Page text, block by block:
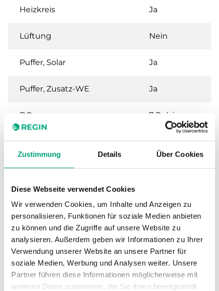
Zustimmung Details Über Cookies
Diese Webseite verwendet Cookies
Wir verwenden Cookies, um Inhalte und Anzeigen zu
personalisieren, Funktionen für soziale Medien anbieten
zu können und die Zugriffe auf unsere Website zu
analysieren. Außerdem geben wir Informationen zu Ihrer
Verwendung unserer Website an unsere Partner für
soziale Medien, Werbung und Analysen weiter. Unsere
Partner führen diese Informationen möglicherweise mit
weiteren Daten zusammen, die Sie ihnen bereitgestellt
Heizkreis Ja
Lüftung Nein
Puffer, Solar Ja
Puffer, Zusatz-WE Ja
DO 7 Relais
Versorgungsspannung 230 V ± 10 %, 50 Hz
Leistungsaufnahme 5 VA (ohne Last)
Schutzart IP20
Umgebungstemperatur 5,,,40°C